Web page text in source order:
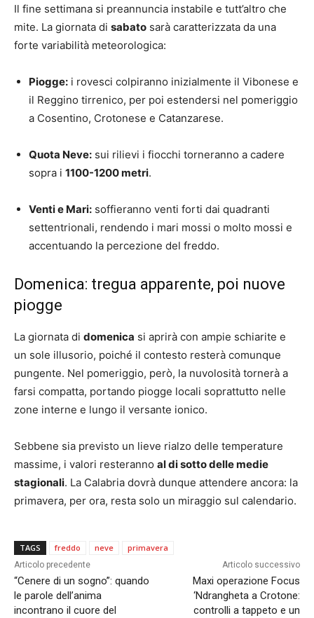
Il fine settimana si preannuncia instabile e tutt’altro che
mite. La giornata di sabato sarà caratterizzata da una
forte variabilità meteorologica:
Piogge: i rovesci colpiranno inizialmente il Vibonese e
il Reggino tirrenico, per poi estendersi nel pomeriggio
a Cosentino, Crotonese e Catanzarese.
Quota Neve: sui rilievi i fiocchi torneranno a cadere
sopra i 1100-1200 metri.
Venti e Mari: soffieranno venti forti dai quadranti
settentrionali, rendendo i mari mossi o molto mossi e
accentuando la percezione del freddo.
Domenica: tregua apparente, poi nuove
piogge
La giornata di domenica si aprirà con ampie schiarite e
un sole illusorio, poiché il contesto resterà comunque
pungente. Nel pomeriggio, però, la nuvolosità tornerà a
farsi compatta, portando piogge locali soprattutto nelle
zone interne e lungo il versante ionico.
Sebbene sia previsto un lieve rialzo delle temperature
massime, i valori resteranno al di sotto delle medie
stagionali. La Calabria dovrà dunque attendere ancora: la
primavera, per ora, resta solo un miraggio sul calendario.
TAGS freddo neve primavera
Articolo precedente
“Cenere di un sogno”: quando
le parole dell’anima
incontrano il cuore del
Articolo successivo
Maxi operazione Focus
‘Ndrangheta a Crotone:
controlli a tappeto e un